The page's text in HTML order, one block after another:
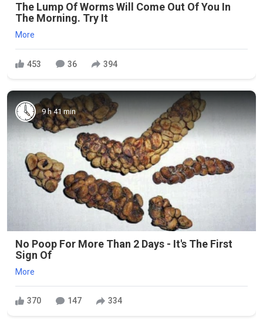
The Lump Of Worms Will Come Out Of You In
The Morning. Try It
More
453 36 394
9 h 41 min
No Poop For More Than 2 Days - It's The First
Sign Of
More
370 147 334